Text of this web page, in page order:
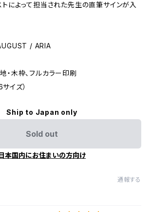
トによって担当された先生の直筆サインが入
/ ARIA
・木枠、フルカラー印刷
イズ）
Ship to Japan only
Sold out
本国内にお住まいの方向け
通報する